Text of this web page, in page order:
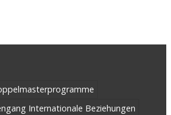
Internationale Beziehungen